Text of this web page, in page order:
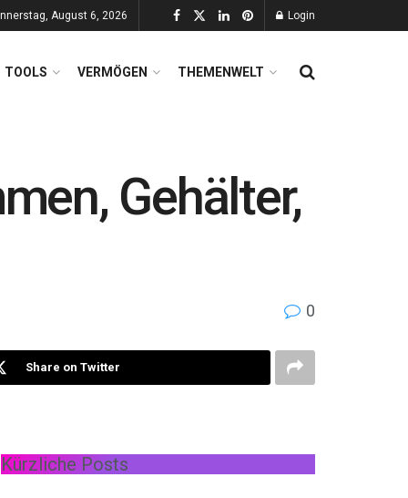
August 6, 2026 Login
TOOLS VERMÖGEN THEMENWELT
Gehälter,
0
Share on Twitter
Kürzliche Posts